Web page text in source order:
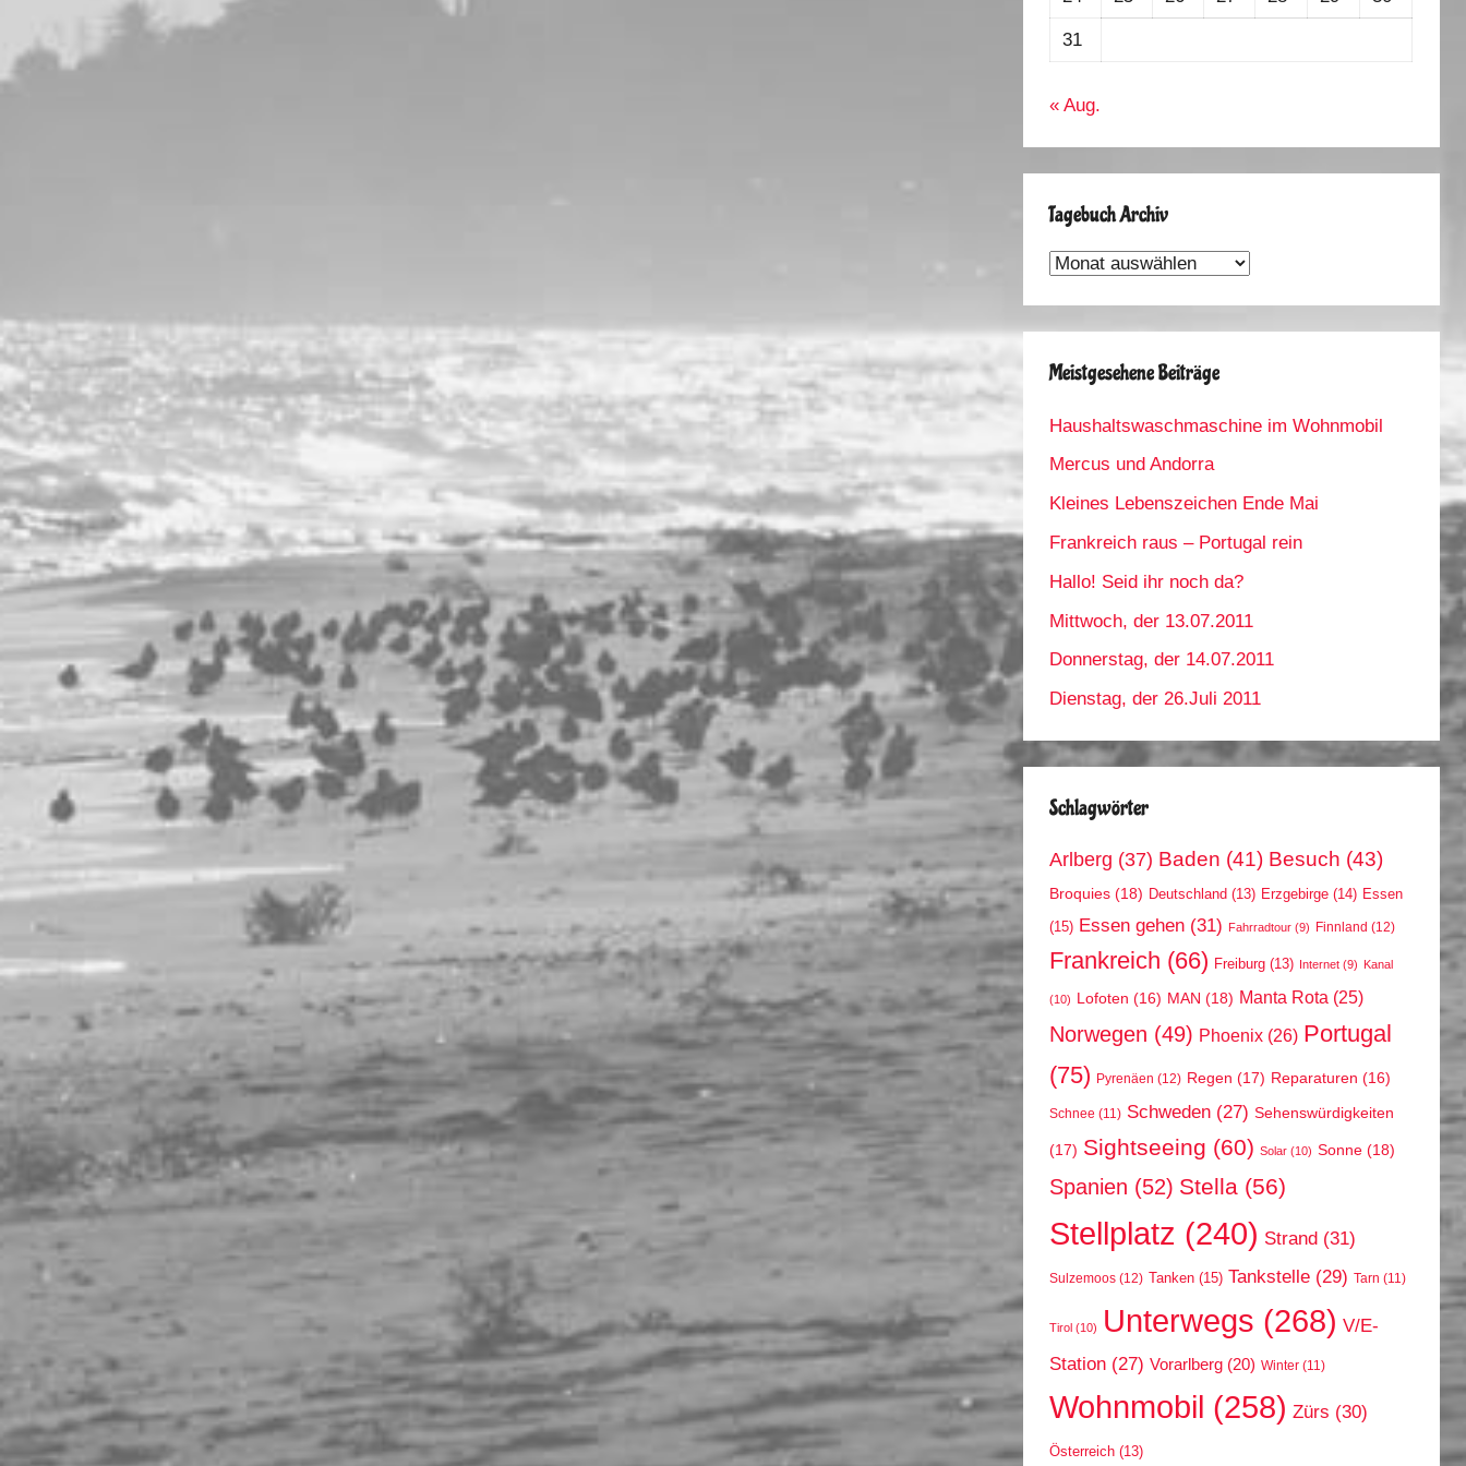
31
« Aug.
Tagebuch Archiv
Tagebuch
Meistgesehene Beiträge
Haushaltswaschmaschine im Wohnmobil
Mercus und Andorra
Kleines Lebenszeichen Ende Mai
Frankreich raus – Portugal rein
Hallo! Seid ihr noch da?
Mittwoch, der 13.07.2011
Donnerstag, der 14.07.2011
Dienstag, der 26.Juli 2011
Schlagwörter
Arlberg (37) Baden (41) Besuch (43)
Broquies (18) Deutschland (13) Erzgebirge (14) Essen
(15) Essen gehen (31) Fahrradtour (9) Finnland (12)
Frankreich (66) Freiburg (13) Internet (9) Kanal
(10) Lofoten (16) MAN (18) Manta Rota (25)
Norwegen (49) Phoenix (26) Portugal
(75) Pyrenäen (12) Regen (17) Reparaturen (16)
Schnee (11) Schweden (27) Sehenswürdigkeiten
(17) Sightseeing (60) Solar (10) Sonne (18)
Spanien (52) Stella (56)
Stellplatz (240) Strand (31)
Sulzemoos (12) Tanken (15) Tankstelle (29) Tarn (11)
Tirol (10) Unterwegs (268) V/E-
Station (27) Vorarlberg (20) Winter (11)
Wohnmobil (258) Zürs (30)
Österreich (13)